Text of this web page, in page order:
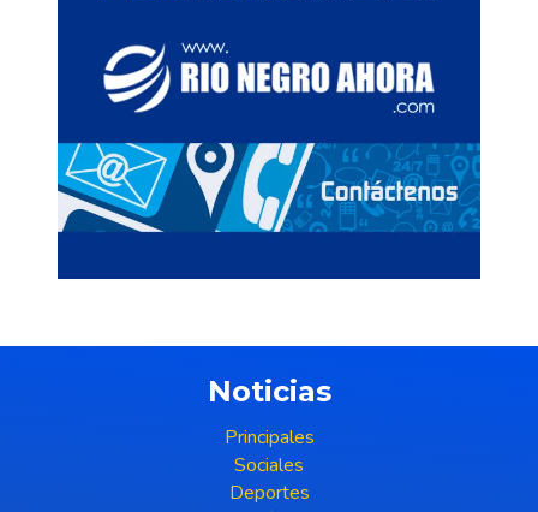
Noticias
Principales
Sociales
Deportes